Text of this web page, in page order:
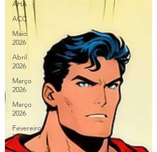
AHA
ACC
Maio
2026
Abril
2026
Março
2026
Março
2026
Fevereiro
2026